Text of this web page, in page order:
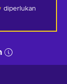
diperlukan